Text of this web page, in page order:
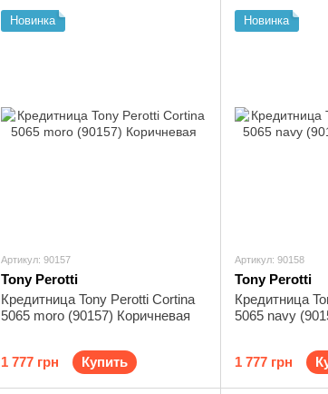
Новинка
Артикул: 90157
Tony Perotti
Кредитница Tony Perotti Cortina
5065 moro (90157) Коричневая
1 777 грн Купить
Новинка
Артикул: 90158
Tony Perotti
Кредитница
5065 navy
1 777 грн